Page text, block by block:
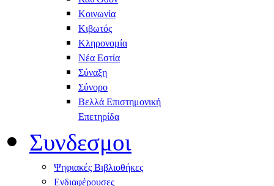
Κοινωνία
Κιβωτός
Κληρονομία
Νέα Εστία
Σύναξη
Σύνορο
Βελλά Επιστημονική
Επετηρίδα
Συνδεσμοι
Ψηφιακές Βιβλιοθήκες
Ενδιαφέρουσες